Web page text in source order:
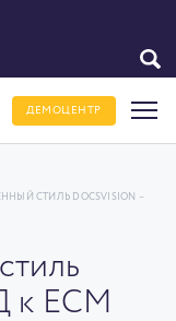
ДЕМОЦЕНТР
СТИЛЬ DOCSVISION –
к ECM